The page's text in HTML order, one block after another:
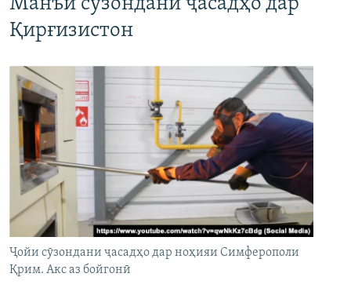
Қирғизистон
Ҷойи сӯзондани ҷасадҳо дар ноҳияи Симферополи
Қрим. Акс аз бойгонӣ